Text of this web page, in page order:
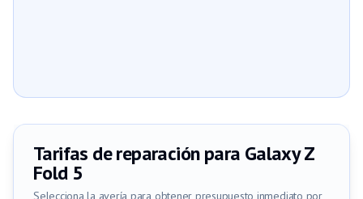
Tarifas de reparación para Galaxy Z
Fold 5
Selecciona la avería para obtener presupuesto inmediato por